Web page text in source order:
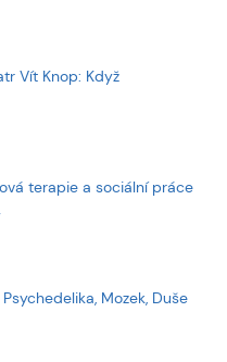
Vít Knop: Když
terapie a sociální práce
Mozek, Duše